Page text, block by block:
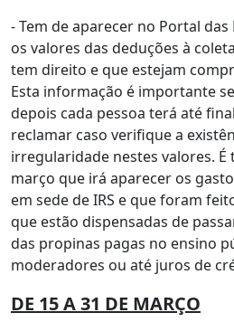
- Tem de aparecer no Portal das
os valores das deduções à
tem direito e que estejam
Esta informação é importante
depois cada pessoa terá até
reclamar caso verifique a
irregularidade nestes valores. É
março que irá aparecer os
em sede de IRS e que foram
que estão dispensadas de
das propinas pagas no ensino
moderadores ou até juros de
DE 15 A 31 DE MARÇO